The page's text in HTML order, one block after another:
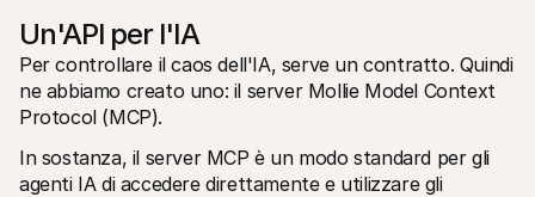
Un'API per l'IA
Per controllare il caos dell'IA, serve un contratto. Quindi
ne abbiamo creato uno: il server Mollie Model Context
Protocol (MCP).
In sostanza, il server MCP è un modo standard per gli
agenti IA di accedere direttamente e utilizzare gli